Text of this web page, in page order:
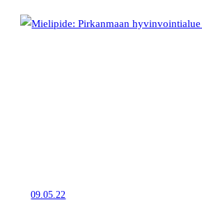
09.05.22